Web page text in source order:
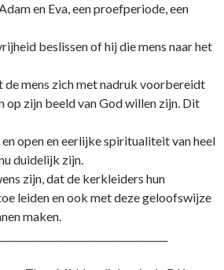
en Eva, een proefperiode, een
beslissen of hij die mens naar het
de mens zich met nadruk voorbereidt
op zijn beeld van God willen zijn. Dit
open en eerlijke spiritualiteit van heel
duidelijk zijn.
zijn, dat de kerkleiders hun
leiden en ook met deze geloofswijze
maken.